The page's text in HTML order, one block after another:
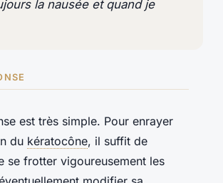
la nausée et quand je
est très simple. Pour enrayer
du kératocône, il suffit de
se frotter vigoureusement les